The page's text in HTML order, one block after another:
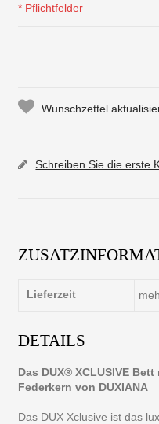
* Pflichtfelder
Wunschzettel
Schreiben Sie die erste
Lieferzeit
DETAILS
Das DUX® XCLUSIVE
Federkern von DUXIANA
Das DUX Xclusive ist das